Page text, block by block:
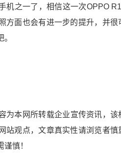
机之一了，相信这一次OPPO
方面也会有进一步的提升，并
为本网所转载企业宣传资讯，
站观点，文章真实性请浏览者
慎！